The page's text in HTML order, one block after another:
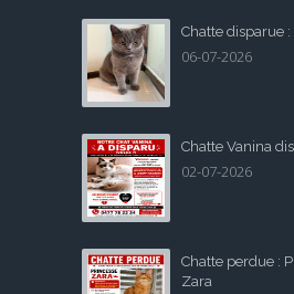
Chatte disparue :
06-07-2026
Chatte Vanina
02-07-2026
Chatte perdue :
Zara